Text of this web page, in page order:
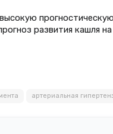
развития кашля
артериальная